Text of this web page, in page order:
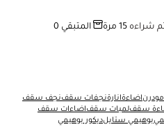
شراءه 15 مرة المتبقي 0
مودرناضاءةانارةنجفات سقفنجف سقف
سقفلمبات سقفاضاءات سقف
بوهيمي ستايلديكور بوهيمي